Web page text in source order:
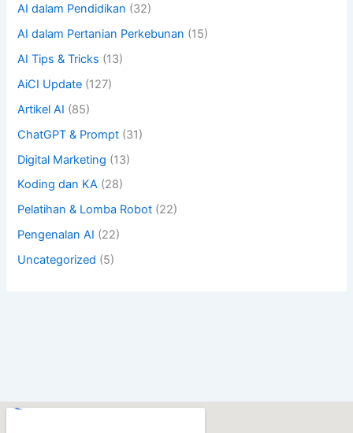
AI dalam Pendidikan (32)
AI dalam Pertanian Perkebunan (15)
AI Tips & Tricks (13)
AiCI Update (127)
Artikel AI (85)
ChatGPT & Prompt (31)
Digital Marketing (13)
Koding dan KA (28)
Pelatihan & Lomba Robot (22)
Pengenalan AI (22)
Uncategorized (5)